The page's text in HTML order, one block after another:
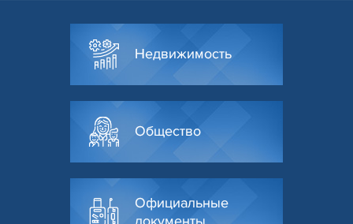
Недвижимость
Общество
Официальные